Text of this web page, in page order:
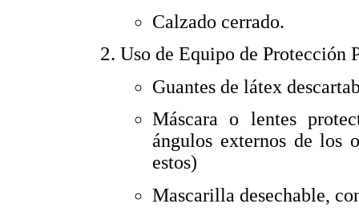
Calzado cerrado.
Uso de Equipo de Protección
Guantes de látex
Máscara o lentes
ángulos externos de los
estos)
Mascarilla desechable,